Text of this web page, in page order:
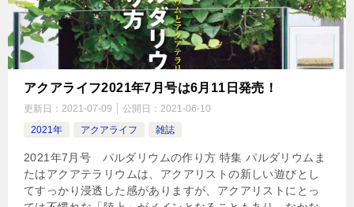
アクアライフ2021年7月号は6月11日発売！
更新日： 2021-07-09 公開日： 2021-06-10
2021年
アクアライフ 雑誌
2021年7月号 パルダリウムの作り方 特集 パルダリウムま
たはアクアテラリウムは、アクアリストの新しい遊びとし
てすっかり浸透した感がありますが、アクアリストにとっ